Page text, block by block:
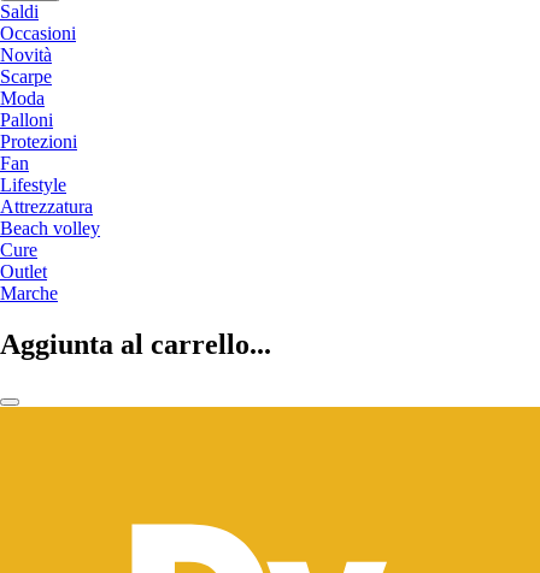
Saldi
Occasioni
Novità
Scarpe
Moda
Palloni
Protezioni
Fan
Lifestyle
Attrezzatura
Beach volley
Cure
Outlet
Marche
Aggiunta al carrello...